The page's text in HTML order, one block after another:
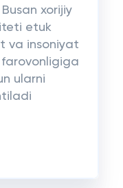
xorijiy
etuk
va insoniyat
ularni